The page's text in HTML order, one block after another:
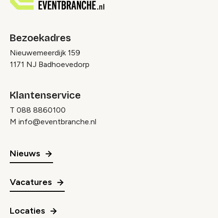
Bezoekadres
Nieuwemeerdijk 159
1171 NJ Badhoevedorp
Klantenservice
T 088 8860100
M info@eventbranche.nl
Nieuws
Vacatures
Locaties